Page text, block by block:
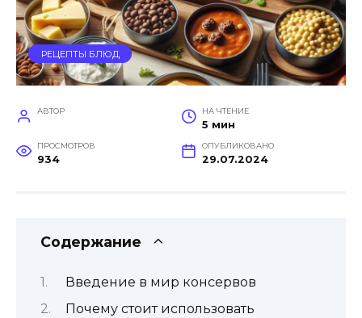
РЕЦЕПТЫ БЛЮД
АВТОР НА ЧТЕНИЕ
5 мин
ПРОСМОТРОВ
934
ОПУБЛИКОВАНО
29.07.2024
Содержание
Введение в мир консервов
Почему стоит использовать